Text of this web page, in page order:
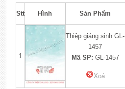
Stt Hình Sản Phẩm
1
Thiệp giáng sinh GL-
1457
Mã SP: GL-1457
Xoá